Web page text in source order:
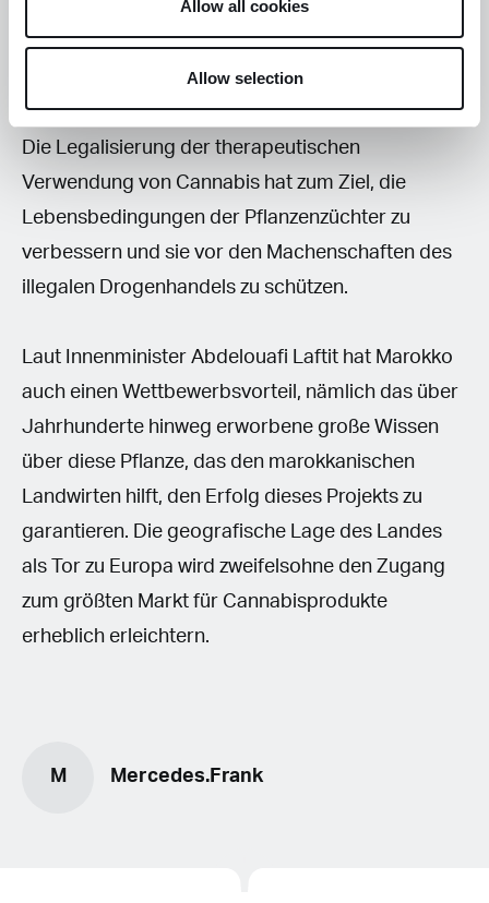
Allow all cookies
Allow selection
Landes lediglich vier Prozent des Endumsatzes
des illegalen Handels gegenüber potenziell zwölf
Prozent auf dem legalen Markt.
Die Legalisierung der therapeutischen
Verwendung von Cannabis hat zum Ziel, die
Lebensbedingungen der Pflanzenzüchter zu
verbessern und sie vor den Machenschaften des
illegalen Drogenhandels zu schützen.
Laut Innenminister Abdelouafi Laftit hat Marokko
auch einen Wettbewerbsvorteil, nämlich das über
Jahrhunderte hinweg erworbene große Wissen
über diese Pflanze, das den marokkanischen
Landwirten hilft, den Erfolg dieses Projekts zu
garantieren. Die geografische Lage des Landes
als Tor zu Europa wird zweifelsohne den Zugang
zum größten Markt für Cannabisprodukte
erheblich erleichtern.
M Mercedes.Frank